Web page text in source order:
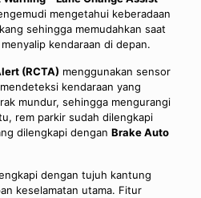
mengetahui keberadaan
sehingga memudahkan saat
kendaraan di depan.
(RCTA) menggunakan sensor
kendaraan yang
mundur, sehingga mengurangi
rem parkir sudah dilengkapi
dilengkapi dengan Brake Auto
dengan tujuh kantung
keselamatan utama. Fitur